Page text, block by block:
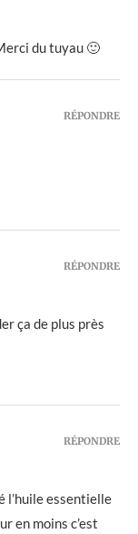
du tuyau 🙂
RÉPONDRE
ça de plus près
RÉPONDRE
l’huile essentielle
en moins c’est
RÉPONDRE